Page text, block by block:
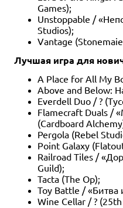
Games);
Unstoppable /
Studios);
Vantage
Лучшая игра для
A Place for All My
Above and Below:
Everdell Duo / ?
Flamecraft Duals /
(Cardboard
Pergola (Rebel
Point Galaxy
Railroad Tiles /
Guild);
Tacta (The Op);
Toy Battle / «Битва
Wine Cellar / ?